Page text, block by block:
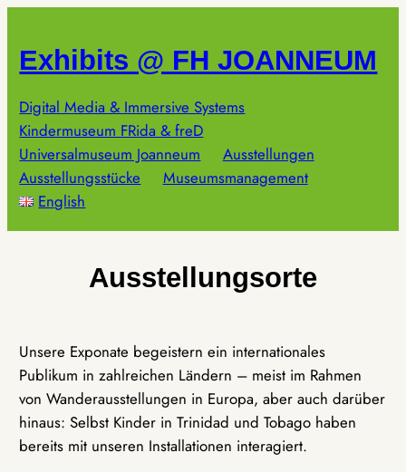
springen
Exhibits @ FH JOANNEUM
Digital Media & Immersive Systems
Kindermuseum FRida & freD
Universalmuseum Joanneum
Ausstellungen
Ausstellungsstücke
Museumsmanagement
English
Ausstellungsorte
Unsere Exponate begeistern ein internationales
Publikum in zahlreichen Ländern – meist im Rahmen
von Wanderausstellungen in Europa, aber auch darüber
hinaus: Selbst Kinder in Trinidad und Tobago haben
bereits mit unseren Installationen interagiert.